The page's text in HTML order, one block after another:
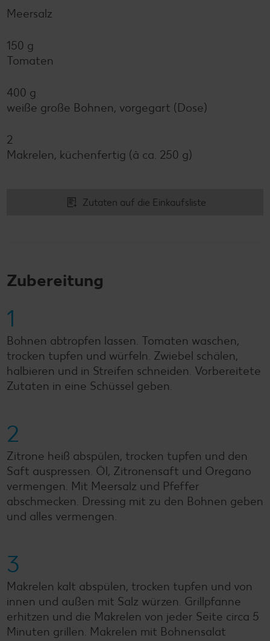
Meersalz
150 g
Tomaten
400 g
weiße große Bohnen, vorgegart (Dose)
2
Makrelen, küchenfertig (à ca. 250 g)
Zutaten auf die Einkaufsliste
Zubereitung
1
Bohnen abtropfen lassen. Tomaten waschen,
trocken tupfen und würfeln. Zwiebel schälen,
halbieren und in Streifen schneiden. Vorbereitete
Zutaten in eine Schüssel geben.
2
Zitrone heiß abspülen, trocken tupfen und den
Saft auspressen. Öl, Zitronensaft und Oregano
vermengen. Mit Meersalz und Pfeffer
abschmecken. Dressing mit zu den Bohnen geben
und alles vermengen.
3
Makrelen kalt abspülen, trocken tupfen und von
innen und außen mit Salz würzen. Grillpfanne
erhitzen und die Makrelen von jeder Seite circa 5
Minuten grillen. Makrelen mit Bohnensalat